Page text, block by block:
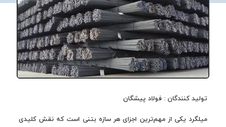
تولید کنندگان : فولاد پیشگان
میلگرد یکی از مهم‌ترین اجزای هر سازه بتنی است که نقش کلیدی